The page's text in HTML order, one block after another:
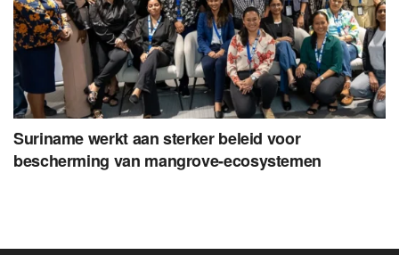
Suriname werkt aan sterker beleid voor
bescherming van mangrove-ecosystemen